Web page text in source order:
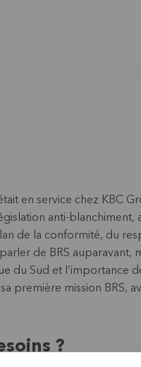
en service chez KBC
anti-
de la conformité, du
de BRS
du Sud et l’importance
première mission BRS,
?